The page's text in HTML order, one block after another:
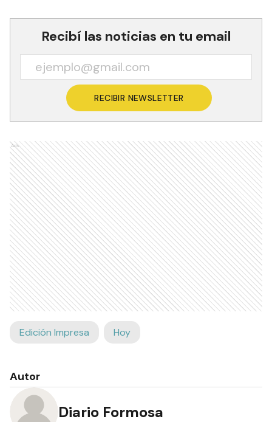
Recibí las noticias en tu email
RECIBIR NEWSLETTER
Ads
Edición Impresa Hoy
Autor
Diario Formosa